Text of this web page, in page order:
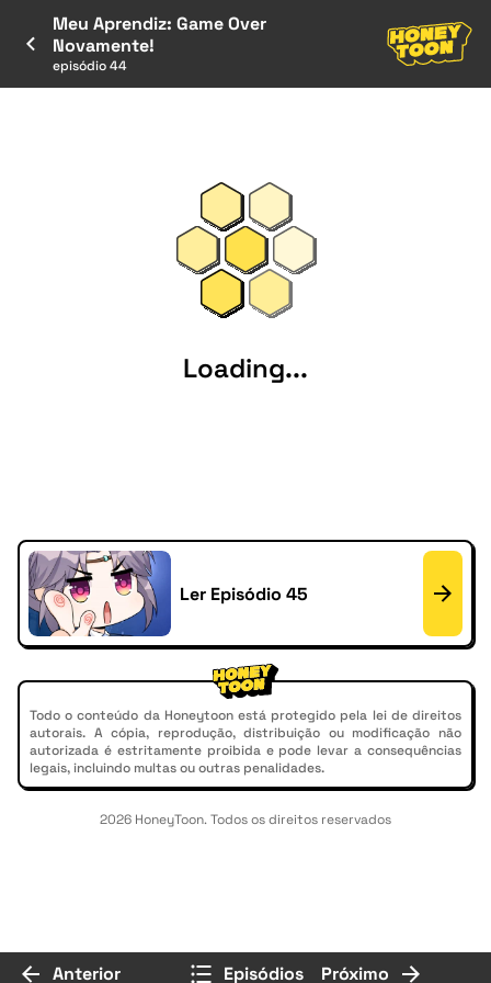
Meu Aprendiz: Game Over
Novamente!
episódio 44
Loading...
Ler Episódio 45
Todo o conteúdo da Honeytoon está protegido pela lei de direitos
autorais. A cópia, reprodução, distribuição ou modificação não
autorizada é estritamente proibida e pode levar a consequências
legais, incluindo multas ou outras penalidades.
2026 HoneyToon. Todos os direitos reservados
Anterior Episódios Próximo